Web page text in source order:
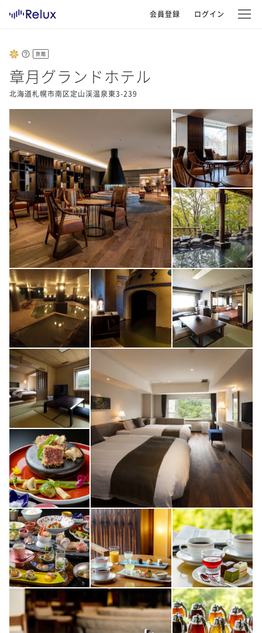
会員登録 ログイン
旅館
章月グランドホテル
北海道札幌市南区定山渓温泉東3-239